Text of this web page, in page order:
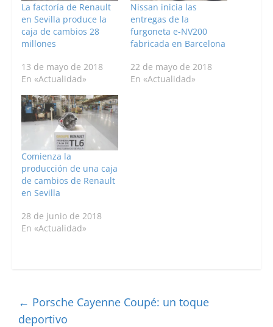
La factoría de Renault
en Sevilla produce la
caja de cambios 28
millones
13 de mayo de 2018
En «Actualidad»
Nissan inicia las
entregas de la
furgoneta e-NV200
fabricada en Barcelona
22 de mayo de 2018
En «Actualidad»
Comienza la
producción de una caja
de cambios de Renault
en Sevilla
28 de junio de 2018
En «Actualidad»
← Porsche Cayenne Coupé: un toque
deportivo